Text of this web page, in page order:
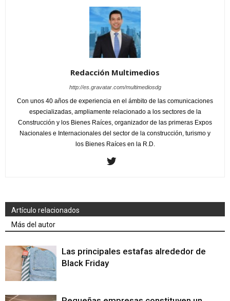
Redacción Multimedios
http://es.gravatar.com/multimediosdg
Con unos 40 años de experiencia en el ámbito de las comunicaciones
especializadas, ampliamente relacionado a los sectores de la
Construcción y los Bienes Raíces, organizador de las primeras Expos
Nacionales e Internacionales del sector de la construcción, turismo y
los Bienes Raíces en la R.D.
Artículo relacionados
Más del autor
Las principales estafas alrededor de
Black Friday